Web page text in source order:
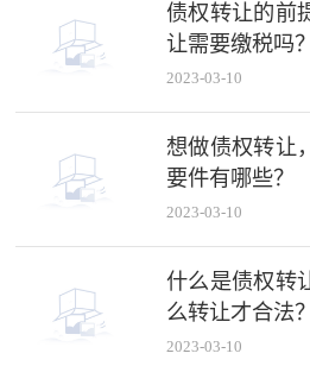
债权转让的前
让需要缴税吗？
2023-03-10
想做债权转让
要件有哪些？
2023-03-10
什么是债权转
么转让才合法？
2023-03-10